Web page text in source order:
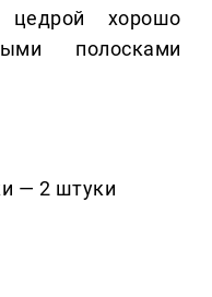
хорошо
полосками
— 2 штуки